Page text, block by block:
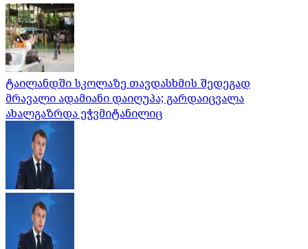
ტაილანდში სკოლაზე თავდასხმის შედეგად
მრავალი ადამიანი დაიღუპა; გარდაიცვალა
ახალგაზრდა ეჭვმიტანილიც